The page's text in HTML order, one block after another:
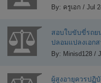
By: ครูเอก / Jul
สอบใบขับขี่รถ
ปลอมแปลงเอก
By: Minisd128 /
ผู้สูงอายุควรปฏิ